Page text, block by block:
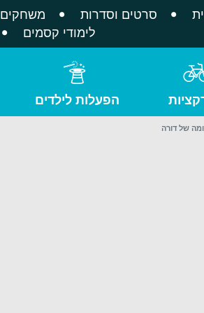
סרטים וסדרות משחקים
לימודי קסמים
הפעלות לילדים
של דורה